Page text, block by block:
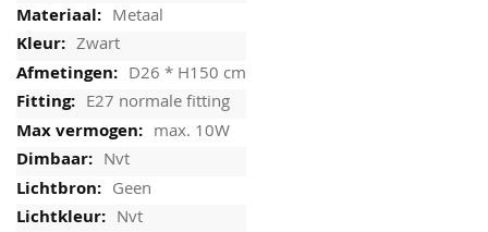
Metaal
Zwart
D26 * H150 cm
E27 normale fitting
max. 10W
Nvt
Geen
Nvt